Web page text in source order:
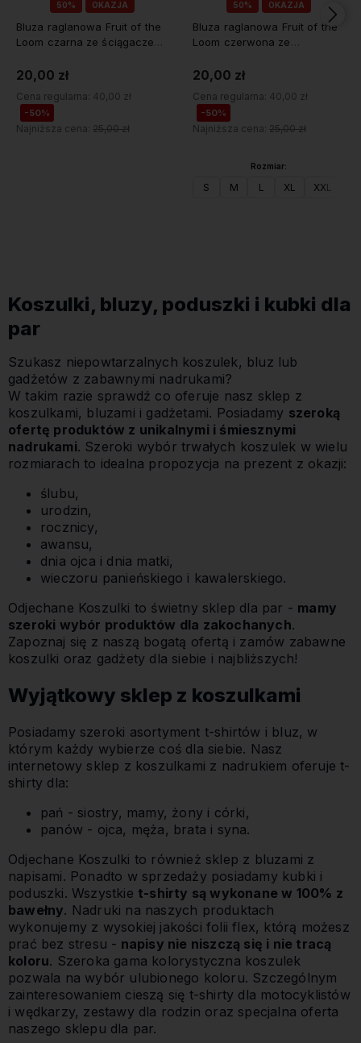
50% OKAZJA
Bluza raglanowa Fruit of the
Loom czarna ze ściągaczem
20,00 zł
Cena regularna: 40,00 zł
-50%
Najniższa cena: 25,00 zł
50% OKAZJA
Bluza raglanowa Fruit of the
Loom czerwona ze
20,00 zł
Cena regularna: 40,00 zł
-50%
Najniższa cena: 25,00 zł
Rozmiar:
S M L XL XXL
Koszulki, bluzy, poduszki i kubki dla
par
Szukasz niepowtarzalnych koszulek, bluz lub
gadżetów z zabawnymi nadrukami?
W takim razie sprawdź co oferuje nasz sklep z
koszulkami, bluzami i gadżetami. Posiadamy szeroką
ofertę produktów z unikalnymi i śmiesznymi
nadrukami. Szeroki wybór trwałych koszulek w wielu
rozmiarach to idealna propozycja na prezent z okazji:
ślubu,
urodzin,
rocznicy,
awansu,
dnia ojca i dnia matki,
wieczoru panieńskiego i kawalerskiego.
Odjechane Koszulki to świetny sklep dla par - mamy
szeroki wybór produktów dla zakochanych.
Zapoznaj się z naszą bogatą ofertą i zamów zabawne
koszulki oraz gadżety dla siebie i najbliższych!
Wyjątkowy sklep z koszulkami
Posiadamy szeroki asortyment t-shirtów i bluz, w
którym każdy wybierze coś dla siebie. Nasz
internetowy sklep z koszulkami z nadrukiem oferuje t-
shirty dla:
pań - siostry, mamy, żony i córki,
panów - ojca, męża, brata i syna.
Odjechane Koszulki to również sklep z bluzami z
napisami. Ponadto w sprzedaży posiadamy kubki i
poduszki. Wszystkie t-shirty są wykonane w 100% z
bawełny. Nadruki na naszych produktach
wykonujemy z wysokiej jakości folii flex, którą możesz
prać bez stresu - napisy nie niszczą się i nie tracą
koloru. Szeroka gama kolorystyczna koszulek
pozwala na wybór ulubionego koloru. Szczególnym
zainteresowaniem cieszą się t-shirty dla motocyklistów
i wędkarzy, zestawy dla rodzin oraz specjalna oferta
naszego sklepu dla par.